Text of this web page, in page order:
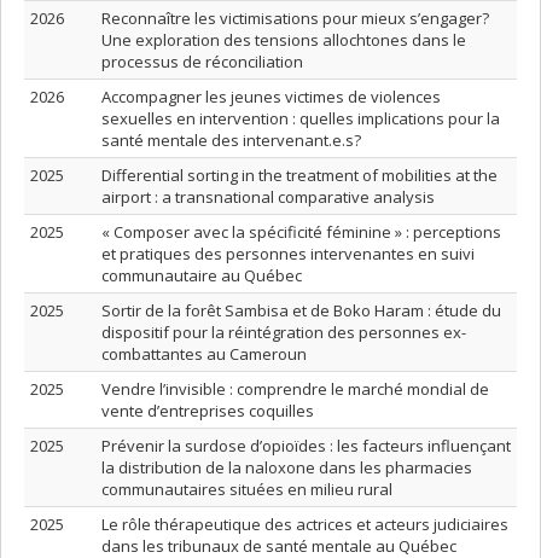
2026
Reconnaître les victimisations pour mieux s’engager?
Une exploration des tensions allochtones dans le
processus de réconciliation
2026
Accompagner les jeunes victimes de violences
sexuelles en intervention : quelles implications pour la
santé mentale des intervenant.e.s?
2025
Differential sorting in the treatment of mobilities at the
airport : a transnational comparative analysis
2025
« Composer avec la spécificité féminine » : perceptions
et pratiques des personnes intervenantes en suivi
communautaire au Québec
2025
Sortir de la forêt Sambisa et de Boko Haram : étude du
dispositif pour la réintégration des personnes ex-
combattantes au Cameroun
2025
Vendre l’invisible : comprendre le marché mondial de
vente d’entreprises coquilles
2025
Prévenir la surdose d’opioïdes : les facteurs influençant
la distribution de la naloxone dans les pharmacies
communautaires situées en milieu rural
2025
Le rôle thérapeutique des actrices et acteurs judiciaires
dans les tribunaux de santé mentale au Québec